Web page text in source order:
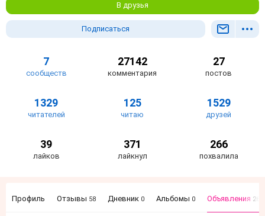
В друзья
Подписаться
7
сообществ
27142
комментария
27
постов
1329
читателей
125
читаю
1529
друзей
39
лайков
371
лайкнул
266
похвалила
Профиль Отзывы 58 Дневник 0 Альбомы 0 Объявления 26